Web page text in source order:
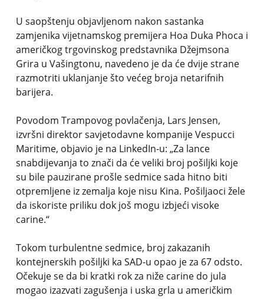
U saopštenju objavljenom nakon sastanka
zamjenika vijetnamskog premijera Hoa Duka Phoca i
američkog trgovinskog predstavnika Džejmsona
Grira u Vašingtonu, navedeno je da će dvije strane
razmotriti uklanjanje što većeg broja netarifnih
barijera.
Povodom Trampovog povlačenja, Lars Jensen,
izvršni direktor savjetodavne kompanije Vespucci
Maritime, objavio je na LinkedIn-u: „Za lance
snabdijevanja to znači da će veliki broj pošiljki koje
su bile pauzirane prošle sedmice sada hitno biti
otpremljene iz zemalja koje nisu Kina. Pošiljaoci žele
da iskoriste priliku dok još mogu izbjeći visoke
carine.“
Tokom turbulentne sedmice, broj zakazanih
kontejnerskih pošiljki ka SAD-u opao je za 67 odsto.
Očekuje se da bi kratki rok za niže carine do jula
mogao izazvati zagušenja i uska grla u američkim